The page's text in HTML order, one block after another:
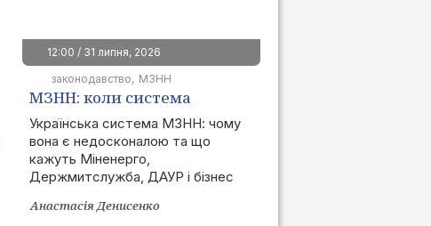
12:00 / 31 липня, 2026
законодавство
МЗНН
МЗНН: коли система
запрацює та як це вплине
на ринок
Українська система МЗНН: чому
вона є недосконалою та що
кажуть Міненерго,
Держмитслужба, ДАУР і бізнес
Анастасія Денисенко